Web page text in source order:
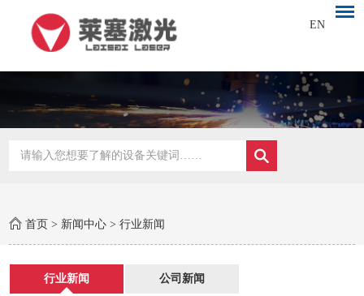
EN
首页 > 新闻中心 >行业新闻
行业新闻 公司新闻